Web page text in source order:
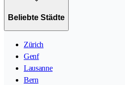
Beliebte Städte
Zürich
Genf
Lausanne
Bern